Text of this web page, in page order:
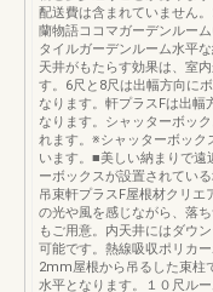
配送費は含まれていません
蘭物語ココマガーデンルー
タイルガーデンルーム水平
天井がもたらす効果は、室
す。6尺と8尺は出幅方向に
なります。軒プラスFは出幅
なります。シャッターボッ
れます。※シャッターボッ
います。■美しい納まりで
ーボックスが設置されてい
吊束軒プラスF屋根材クリ
の光や風を感じながら、落
もご用意。内天井にはダウ
可能です。熱線吸収ポリカ
2mm屋根から吊るした束柱
水平となります。１０尺ル